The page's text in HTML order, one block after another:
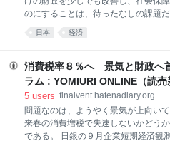
なので、以下を読む必要もないほどだ
倍、１千兆円を突破した。今年度の
ぶ。 最大の原因は、高齢化に伴う社
だ。医療や年金、介護の財源は、保
けでは足りない。国
のにすることは、待ったなしの課題
保障と税の一体改革」という原点に
のこの切り出しからおかしい。今回
る人なら、コアコアCPIの上昇が定着
いうことで、時期の問題。これを「
るのが詐術。なので、以下を読む必要
（ＧＤＰ）の約２倍、１千兆円を突
一般会計では、新たな国債発行が４
日本 経済
消費税率８％へ 景気と財政へ
ラム : YOMIURI ONLINE（読
5 users finalvent.hatenadiary.org
問題なのは、ようやく景気が上向い
来春の消費増税で失速しないかどう
である。 日銀の９月企業短期経済観